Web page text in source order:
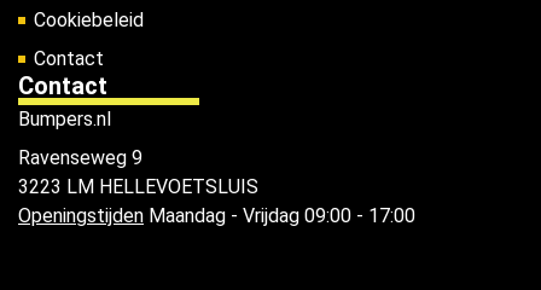
Cookiebeleid
Contact
Contact
Bumpers.nl
Ravenseweg 9
3223 LM HELLEVOETSLUIS
Openingstijden Maandag - Vrijdag 09:00 - 17:00